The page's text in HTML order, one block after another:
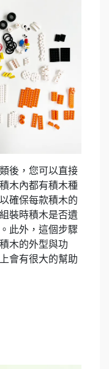
後，您可以直接
木內都有積木種
確保每款積木的
裝時積木是否遺
此外，這個步驟
木的外型與功
會有很大的幫助